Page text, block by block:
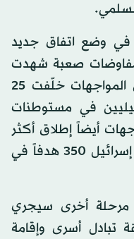
وضع اتفاق جديد
مفاوضات صعبة شهدت
انتكاسات عدة خلال يومين من المواجهات خلّفت 25
غزة و4 إسرائيليين في مستوطنات
أيضاً إطلاق أكثر
من 600 صاروخ من غزة وضرب إسرائيل 350 هدفاً في
مرحلة أخرى سيجري
تبادل أسرى وإقامة